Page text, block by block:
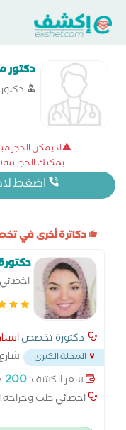
دكتور
لا يمكن الحجز
يمكنك الحجز
اضغط
دكاترة أخرى في
دكتورة تخصص
المحلة الكبرى
المحله الكبري...
سعر الكشف:200
اخصائي طب وجراحة